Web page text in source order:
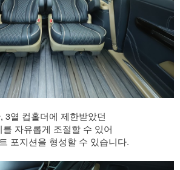
3열 컵홀더에 제한받았던
를 자유롭게 조절할 수 있어
포지션을 형성할 수 있습니다.